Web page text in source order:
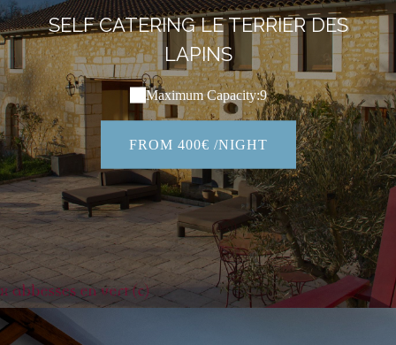
SELF CATERING LE TERRIER DES
LAPINS
Maximum Capacity:9
FROM 400€ /NIGHT